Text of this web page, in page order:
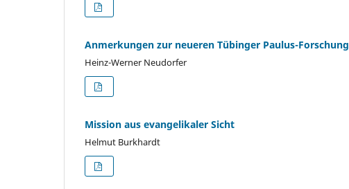
Anmerkungen zur neueren Tübinger Paulus-Forschung
Heinz-Werner Neudorfer
Mission aus evangelikaler Sicht
Helmut Burkhardt